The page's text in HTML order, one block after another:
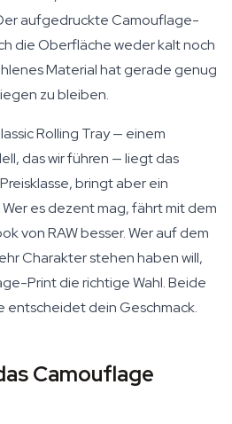
aufgedruckte Camouflage-
die Oberfläche weder kalt noch
Material hat gerade genug
zu bleiben.
Rolling Tray — einem
das wir führen — liegt das
bringt aber ein
es dezent mag, fährt mit dem
von RAW besser. Wer auf dem
Charakter stehen haben will,
Print die richtige Wahl. Beide
entscheidet dein Geschmack.
Camouflage